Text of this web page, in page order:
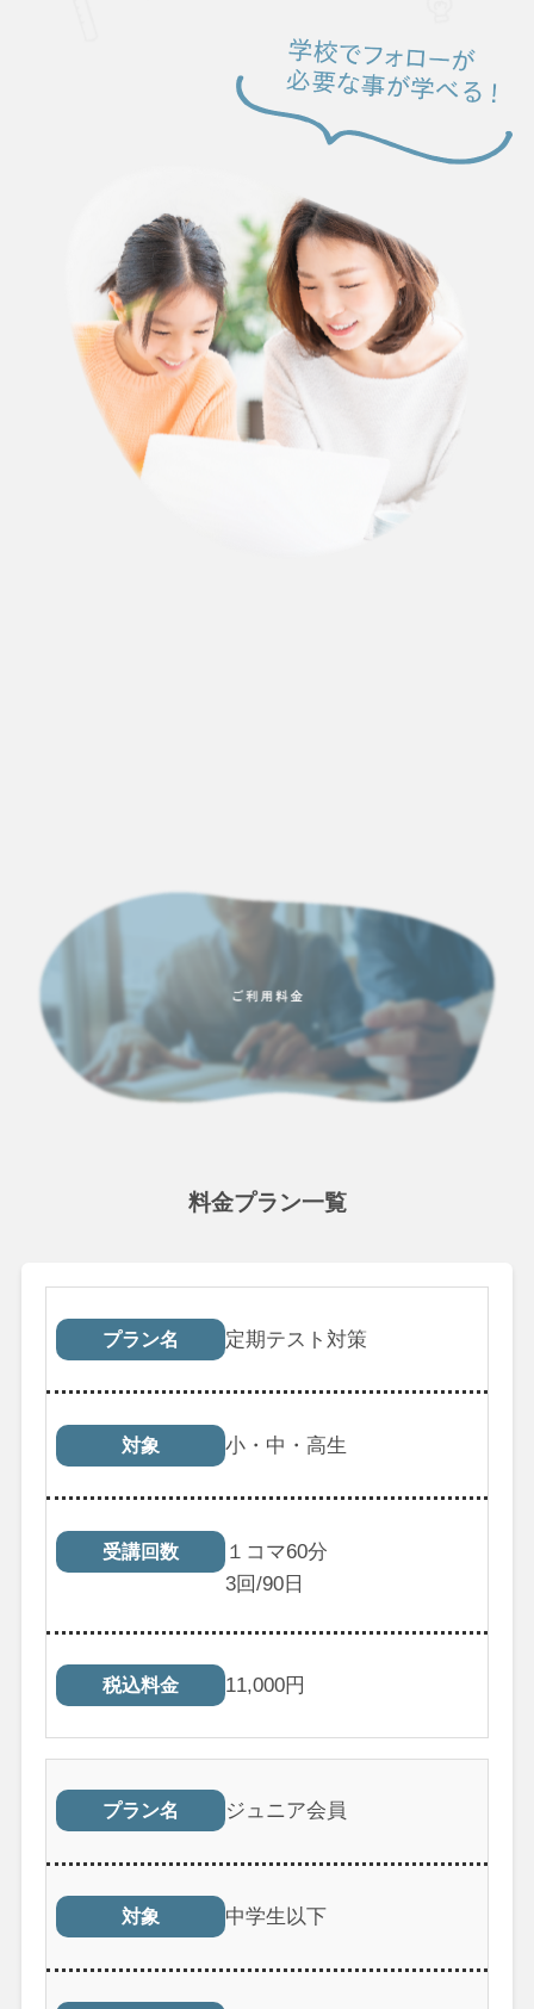
料金プラン一覧
プラン名 対象 受講回数
プラン名 定期テスト対策
対象 小・中・高生
受講回数
１コマ60分
3回/90日
税込料金 11,000円
プラン名 ジュニア会員
対象 中学生以下